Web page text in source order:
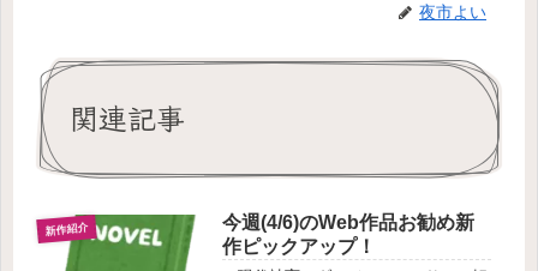
夜市よい
関連記事
新作紹介
今週(4/6)のWeb作品お勧め新
作ピックアップ！